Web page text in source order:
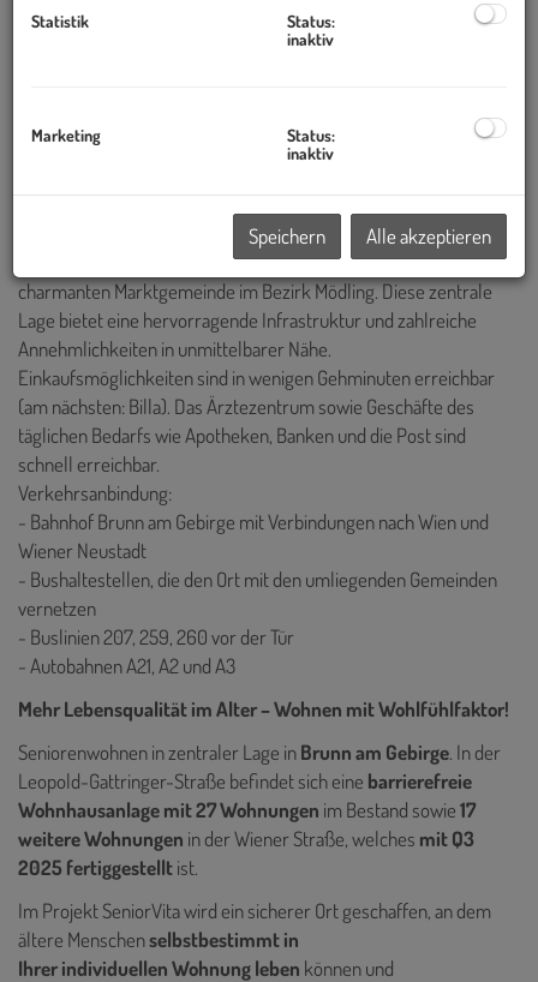
Beschreibung
Das Projekt befindet sich im Herzen von Brunn am Gebirge, einer
charmanten Marktgemeinde im Bezirk Mödling. Diese zentrale
Lage bietet eine hervorragende Infrastruktur und zahlreiche
Annehmlichkeiten in unmittelbarer Nähe.
Einkaufsmöglichkeiten sind in wenigen Gehminuten erreichbar
(am nächsten: Billa). Das Ärztezentrum sowie Geschäfte des
täglichen Bedarfs wie Apotheken, Banken und die Post sind
schnell erreichbar.
Verkehrsanbindung:
- Bahnhof Brunn am Gebirge mit Verbindungen nach Wien und
Wiener Neustadt
- Bushaltestellen, die den Ort mit den umliegenden Gemeinden
vernetzen
- Buslinien 207, 259, 260 vor der Tür
- Autobahnen A21, A2 und A3
Mehr Lebensqualität im Alter – Wohnen mit Wohlfühlfaktor!
Seniorenwohnen in zentraler Lage inBrunn am Gebirge. In der
Leopold-Gattringer-Straße befindet sich eine barrierefreie
Wohnhausanlage mit 27 Wohnungen im Bestand sowie17
weitere Wohnungen in der Wiener Straße, welches mit Q3
2025 fertiggestelltist.
Im Projekt SeniorVita wird ein sicherer Ort geschaffen, an dem
ältere Menschenselbstbestimmt in
Ihrer individuellen Wohnung leben können und
Statistik
Status:
inaktiv
Marketing
Status:
inaktiv
Speichern Alle akzeptieren